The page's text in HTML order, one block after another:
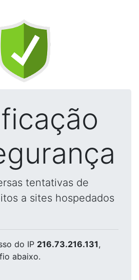
tentativas de
a sites hospedados
do IP 216.73.216.131,
abaixo.